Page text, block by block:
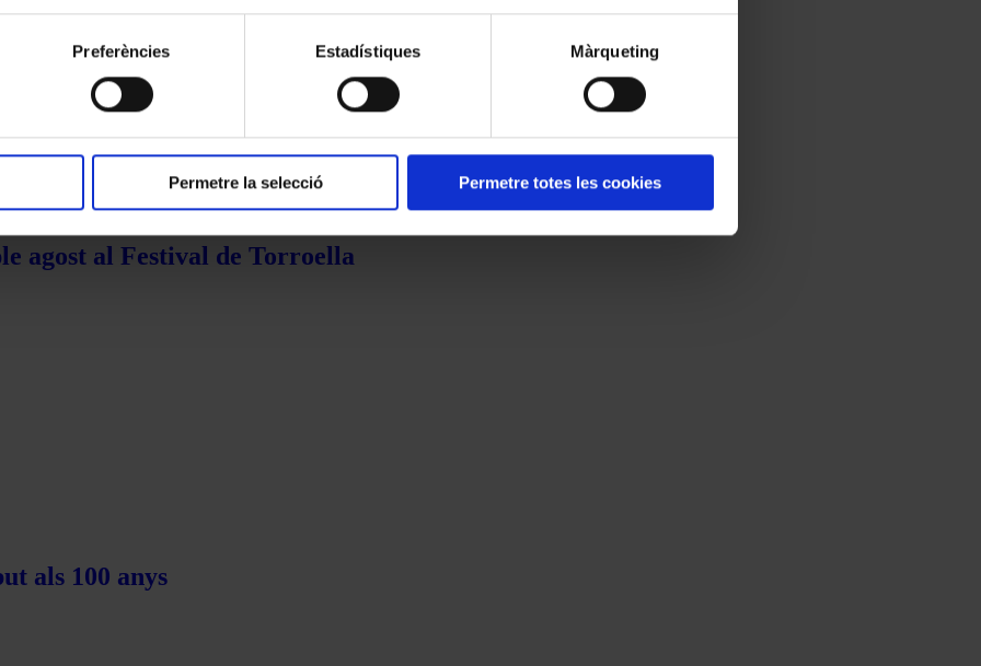
Preferències Estadístiques Màrqueting
Permetre la selecció Permetre totes les cookies
agost al Festival de Torroella
als 100 anys